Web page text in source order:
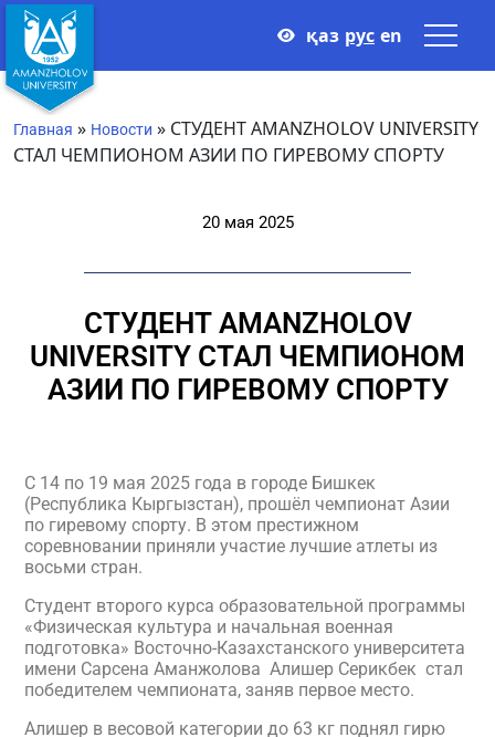
қаз рус en
Главная » Новости » СТУДЕНТ AMANZHOLOV UNIVERSITY
СТАЛ ЧЕМПИОНОМ АЗИИ ПО ГИРЕВОМУ СПОРТУ
20 мая 2025
СТУДЕНТ AMANZHOLOV
UNIVERSITY СТАЛ ЧЕМПИОНОМ
АЗИИ ПО ГИРЕВОМУ СПОРТУ
С 14 по 19 мая 2025 года в городе Бишкек
(Республика Кыргызстан), прошёл чемпионат Азии
по гиревому спорту. В этом престижном
соревновании приняли участие лучшие атлеты из
восьми стран.
Студент второго курса образовательной программы
«Физическая культура и начальная военная
подготовка» Восточно-Казахстанского университета
имени Сарсена Аманжолова Алишер Серикбек стал
победителем чемпионата, заняв первое место.
Алишер в весовой категории до 63 кг поднял гирю